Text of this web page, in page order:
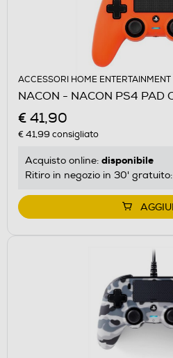
ACCESSORI HOME ENTERTAINMENT
NACON - NACON PS4 PAD
€ 41,90
€ 41,99 consigliato
Acquisto online: disponibile
Ritiro in negozio in 30' gratuito: